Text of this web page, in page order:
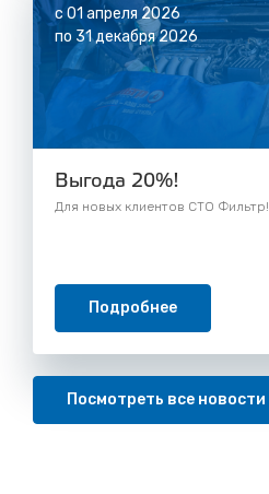
с 01 апреля 2026
по 31 декабря 2026
Выгода 20%!
Для новых клиентов СТО Фильтр!
Подробнее
Посмотреть все новости